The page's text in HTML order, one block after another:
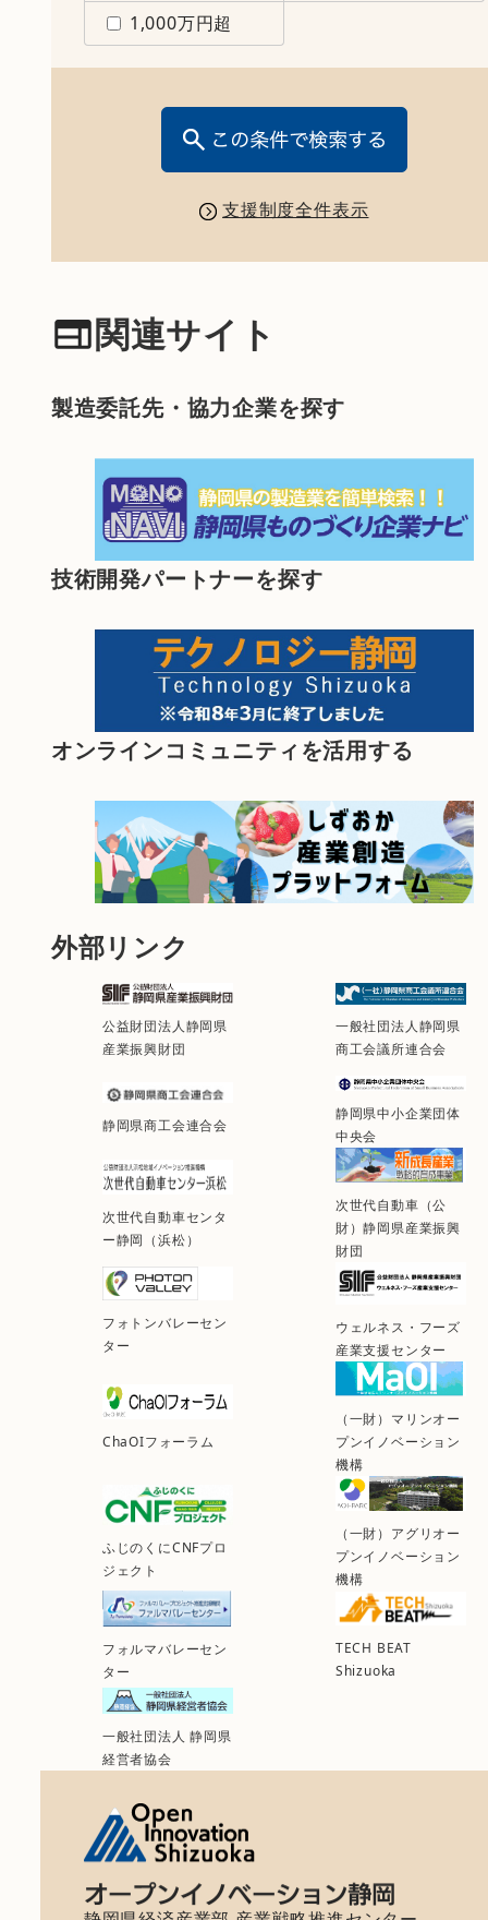
1,000万円超
支援制度全件表示
関連サイト
製造委託先・協力企業を探す
技術開発パートナーを探す
オンラインコミュニティを活用する
外部リンク
公益財団法人静岡県
産業振興財団
一般社団法人静岡県
商工会議所連合会
静岡県商工会連合会
静岡県中小企業団体
中央会
次世代自動車センタ
ー静岡（浜松）
次世代自動車（公
財）静岡県産業振興
財団
フォトンバレーセン
ター
ウェルネス・フーズ
産業支援センター
ChaOIフォーラム
（一財）マリンオー
プンイノベーション
機構
ふじのくにCNFプロ
ジェクト
（一財）アグリオー
プンイノベーション
機構
フォルマバレーセン
ター
TECH BEAT
Shizuoka
一般社団法人 静岡県
経営者協会